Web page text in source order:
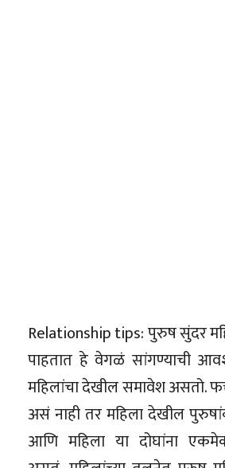
Relationship tips: पुरुष सुंदर
पाहतात हे वेगळं सांगण्याची
महिलांचा देखील समावेश असतो.
असं नाही तर महिला देखील
आणि महिला या दोघांना